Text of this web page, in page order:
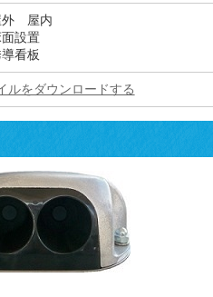
外 屋内
面設置
看板
ルをダウンロードする